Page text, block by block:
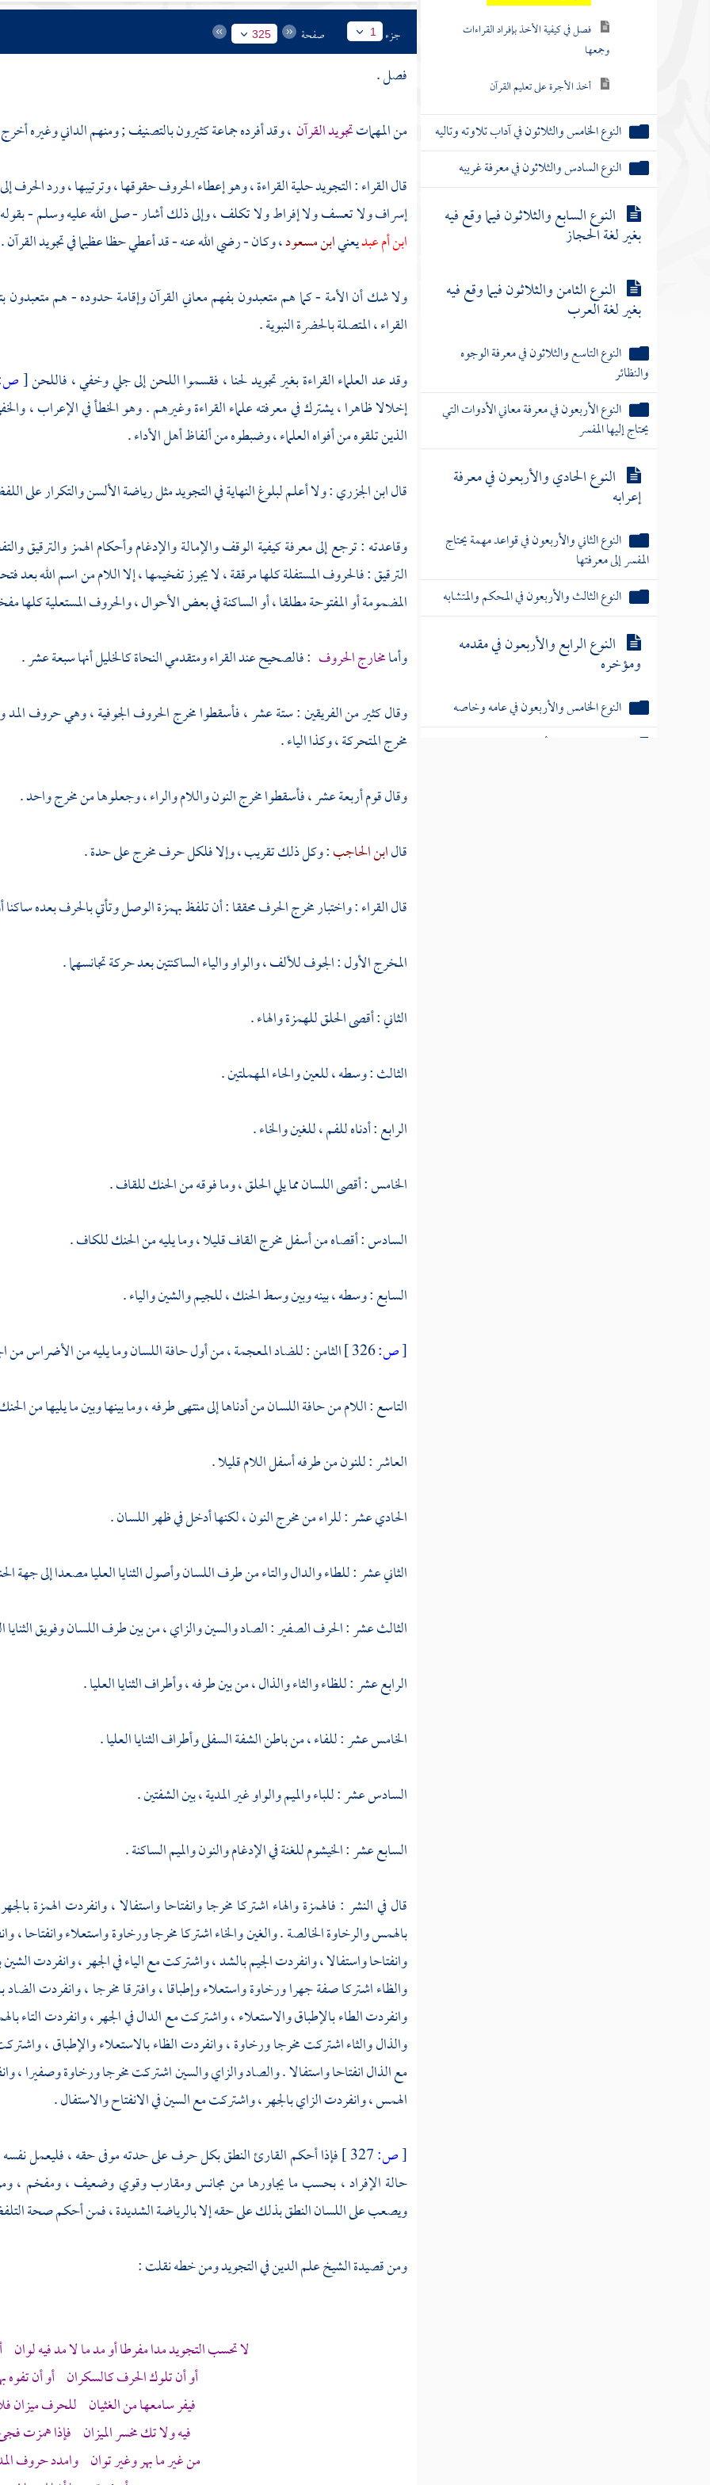
فصل في كيفية الأخذ بإفراد القراءات
وجمعها
أخذ الأجرة على تعليم القرآن
النوع الخامس والثلاثون في آداب تلاوته وتاليه
النوع السادس والثلاثون في معرفة غريبه
النوع السابع والثلاثون فيما وقع فيه
بغير لغة الحجاز
النوع الثامن والثلاثون فيما وقع فيه
بغير لغة العرب
النوع التاسع والثلاثون في معرفة الوجوه
والنظائر
النوع الأربعون في معرفة معاني الأدوات التي
يحتاج إليها المفسر
النوع الحادي والأربعون في معرفة
إعرابه
النوع الثاني والأربعون في قواعد مهمة يحتاج
المفسر إلى معرفتها
النوع الثالث والأربعون في المحكم والمتشابه
النوع الرابع والأربعون في مقدمه
ومؤخره
النوع الخامس والأربعون في عامه وخاصه
النوع السادس والأربعون في مجمله ومبينه
جزء 1 صفحة 325
فصل .
من المهماتتجويد القرآن ، وقد أفرده جماعة كثيرون بالتصنيف ; ومنهمالدانيوغيره
قال القراء : التجويد حلية القراءة ، وهو إعطاء الحروف حقوقها ، وترتيبها ، ورد
إسراف ولا تعسف ولا إفراط ولا تكلف ، وإلى ذلك أشار - صلى الله عليه وسلم -
ابن أم عبديعنيابن مسعود، وكان - رضي الله عنه - قد أعطي حظا عظيما في تجويد القرآن .
ولا شك أن الأمة - كما هم متعبدون بفهم معاني القرآن وإقامة حدوده - هم متعبدون
القراء ، المتصلة بالحضرة النبوية .
وقد عد العلماء القراءة بغير تجويد لحنا ، فقسموا اللحن إلى جلي وخفي ، فاللحن[
إخلالا ظاهرا ، يشترك في معرفته علماء القراءة وغيرهم . وهو الخطأ في الإعراب ،
الذين تلقوه من أفواه العلماء ، وضبطوه من ألفاظ أهل الأداء .
قالابن الجزري: ولا أعلم لبلوغ النهاية في التجويد مثل رياضة الألسن والتكرار على
وقاعدته : ترجع إلى معرفة كيفية الوقف والإمالة والإدغام وأحكام الهمز والترقيق
الترقيق : فالحروف المستفلة كلها مرققة ، لا يجوز تفخيمها ، إلا اللام من اسم الله بعد
المضمومة أو المفتوحة مطلقا ، أو الساكنة في بعض الأحوال ، والحروف المستعلية كلها
وأمامخارج الحروف : فالصحيح عند القراء ومتقدمي النحاةكالخليلأنها سبعة عشر .
وقال كثير من الفريقين : ستة عشر ، فأسقطوا مخرج الحروف الجوفية ، وهي حروف
مخرج المتحركة ، وكذا الياء .
وقال قوم أربعة عشر ، فأسقطوا مخرج النون واللام والراء ، وجعلوها من مخرج واحد .
قالابن الحاجب: وكل ذلك تقريب ، وإلا فلكل حرف مخرج على حدة .
قال القراء : واختبار مخرج الحرف محققا : أن تلفظ بهمزة الوصل وتأتي بالحرف بعده
المخرج الأول : الجوف للألف ، والواو والياء الساكنتين بعد حركة تجانسهما .
الثاني : أقصى الحلق للهمزة والهاء .
الثالث : وسطه ، للعين والحاء المهملتين .
الرابع : أدناه للفم ، للغين والخاء .
الخامس : أقصى اللسان مما يلي الحلق ، وما فوقه من الحنك للقاف .
السادس : أقصاه من أسفل مخرج القاف قليلا ، وما يليه من الحنك للكاف .
السابع : وسطه ، بينه وبين وسط الحنك ، للجيم والشين والياء .
[ص:
الثامن : للضاد المعجمة ، من أول حافة اللسان وما يليه من الأضراس من
التاسع : اللام من حافة اللسان من أدناها إلى منتهى طرفه ، وما بينها وبين ما يليها من
العاشر : للنون من طرفه أسفل اللام قليلا .
الحادي عشر : للراء من مخرج النون ، لكنها أدخل في ظهر اللسان .
الثاني عشر : للطاء والدال والتاء من طرف اللسان وأصول الثنايا العليا مصعدا إلى جهة
الثالث عشر : الحرف الصفير : الصاد والسين والزاي ، من بين طرف اللسان وفويق الثنايا
الرابع عشر : للظاء والثاء والذال ، من بين طرفه ، وأطراف الثنايا العليا .
الخامس عشر : للفاء ، من باطن الشفة السفلى وأطراف الثنايا العليا .
السادس عشر : للباء والميم والواو غير المدية ، بين الشفتين .
السابع عشر : الخيشوم للغنة في الإدغام والنون والميم الساكنة .
قال في النشر : فالهمزة والهاء اشتركا مخرجا وانفتاحا واستفالا ، وانفردت الهمزة
بالهمس والرخاوة الخالصة . والغين والخاء اشتركا مخرجا ورخاوة واستعلاء وانفتاحا ،
وانفتاحا واستفالا ، وانفردت الجيم بالشد ، واشتركت مع الياء في الجهر ، وانفردت
والظاء اشتركا صفة جهرا ورخاوة واستعلاء وإطباقا ، وافترقا مخرجا ، وانفردت
وانفردت الطاء بالإطباق والاستعلاء ، واشتركت مع الدال في الجهر ، وانفردت التاء
والذال والثاء اشتركت مخرجا ورخاوة ، وانفردت الظاء بالاستعلاء والإطباق ،
مع الذال انفتاحا واستفالا . والصاد والزاي والسين اشتركت مخرجا ورخاوة وصفيرا ،
الهمس ، وانفردت الزاي بالجهر ، واشتركت مع السين في الانفتاح والاستفال .
[ص:
فإذا أحكم القارئ النطق بكل حرف على حدته موفى حقه ، فليعمل نفسه
حالة الإفراد ، بحسب ما يجاورها من مجانس ومقارب وقوي وضعيف ، ومفخم ،
ويصعب على اللسان النطق بذلك على حقه إلا بالرياضة الشديدة ، فمن أحكم صحة
ومن قصيدةالشيخ علم الدينفي التجويد ومن خطه نقلت :
لا تحسب التجويد مدا مفرطا أو مد ما لا مد فيه
أو أن تلوك الحرف كالسكران أو أن تفوه
فيفر سامعها من الغثيان للحرف ميزان
فيه ولا تك مخسر الميزان فإذا همزت
من غير ما بهر وغير توان وامدد حروف